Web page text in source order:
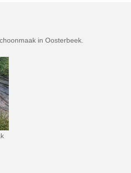
in Oosterbeek.